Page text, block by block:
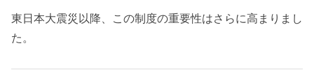
東日本大震災以降、この制度の重要性はさらに高まりまし
た。